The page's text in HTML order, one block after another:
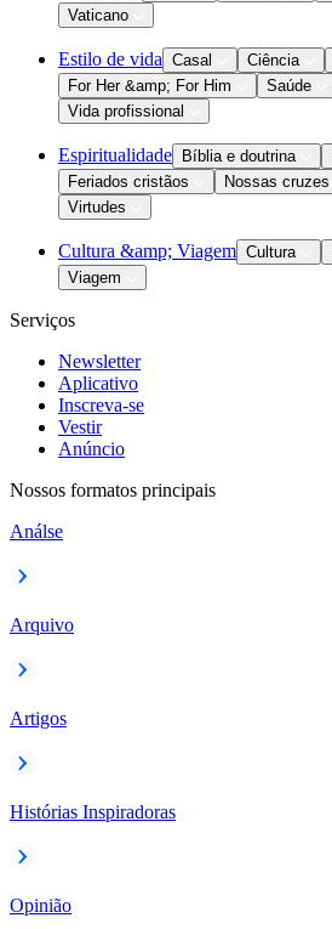
Vaticano
Estilo de vida Casal Ciência
For Her &amp; For Him
Saúde
Vida profissional
Espiritualidade Bíblia e doutrina
Feriados cristãos
Nossas cruzes
Virtudes
Cultura &amp; Viagem Cultura
Viagem
Serviços
Newsletter
Aplicativo
Inscreva-se
Vestir
Anúncio
Nossos formatos principais
Análse
Arquivo
Artigos
Histórias Inspiradoras
Opinião